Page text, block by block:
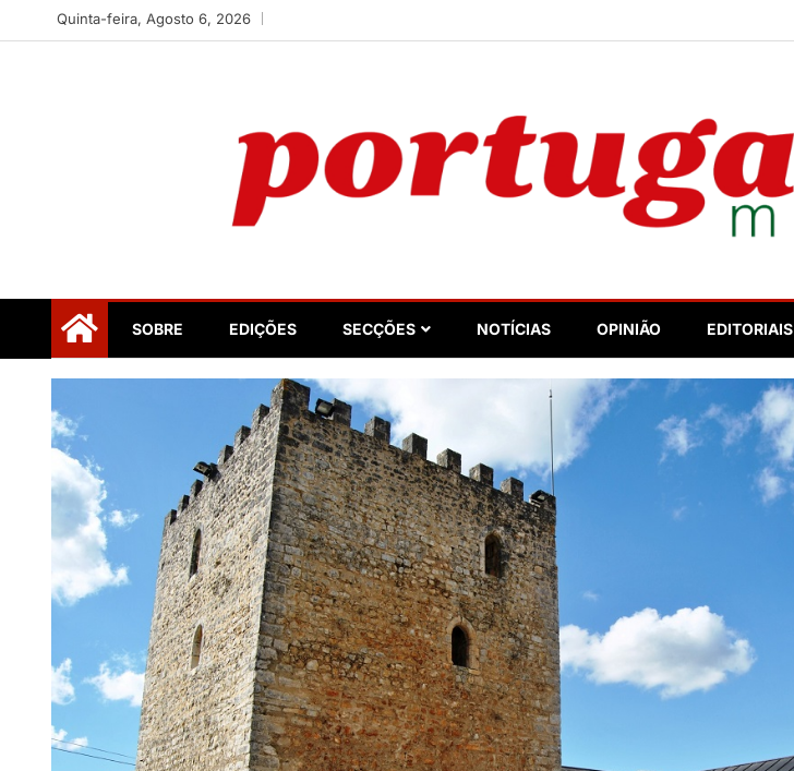
to
Quinta-feira, Agosto 6, 2026
Portugalidade
SOBRE EDIÇÕES SECÇÕES NOTÍCIAS OPINIÃO EDITORIAIS